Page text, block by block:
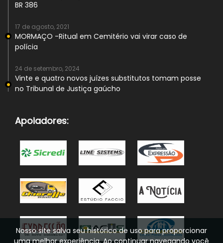
BR 386
17 de agosto, 2021
MORMAÇO -Ritual em Cemitério vai virar caso de
polícia
24 de setembro, 2024
Vinte e quatro novos juízes substitutos tomam posse
no Tribunal de Justiça gaúcho
Apoiadores:
Nosso site salva seu histórico de uso para proporcionar
uma melhor experiência. Ao continuar navegando você